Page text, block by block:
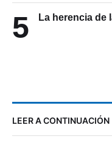
5 La herencia de
LEER A CONTINUACIÓN